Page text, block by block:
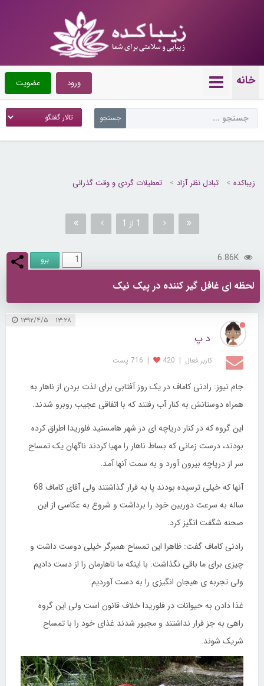
خانه عضویت ورود
زیباکده تبادل نظر آزاد تعطیلات گردی و وقت گذرانی
1 از 1
6.86K
لحظه ای غافل گیر کننده در پیک نیک
۱۳:۲۸ ۱۳۹۲/۴/۵
د پ
کاربر فعال |
420
| 716 پست
جام نیوز: رادنی کاماف در یک روز آفتابی برای لذت بردن از ناهار به
همراه دوستانش به کنار آب رفتند که با اتفاقی عجیب روبرو شدند.
این گروه که در کنار دریاچه ای در شهر هامستید فلوریدا اطراق کرده
بودند، درست زمانی که بساط ناهار را مهیا کردند ناگهان یک تمساح
سر از دریاچه بیرون آورد و به سمت آنها آمد.
آنها که خیلی ترسیده بودند پا به فرار گذاشتند ولی آقای کاماف 68
ساله به سرعت دوربین خود را برداشت و شروع به عکاسی از این
صحنه شگفت انگیز کرد.
رادنی کاماف گفت: ظاهرا این تمساح همبرگر خیلی دوست داشت و
چیزی برای ما باقی نگذاشت. با اینکه ما ناهارمان را از دست دادیم
ولی تجربه ی هیجان انگیزی را به دست آوردیم.
غذا دادن به حیوانات در فلوریدا خلاف قانون است ولی این گروه
راهی به جز فرار نداشتند و مجبور شدند غذای خود را با تمساح
شریک شوند.